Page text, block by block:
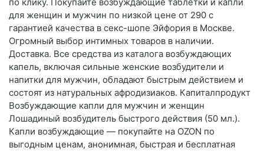
для женщин и мужчин по низкой цене от 290 с
гарантией качества в секс-шопе Эйфория в Москве.
Огромный выбор интимных товаров в наличии.
Доставка. Все средства из каталога возбуждающих
капель, включая сильные женские возбудители и
напитки для мужчин, обладают быстрым действием и
состоят из натуральных афродизиаков. Капиталпродукт
Возбуждающие капли для мужчин и женщин
Лошадиный возбудитель быстрого действия (50 мл.).
Капли возбуждающие — покупайте на OZON по
выгодным ценам, анонимная, быстрая и бесплатная